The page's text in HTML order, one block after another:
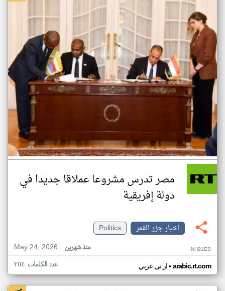
مصر تدرس مشروعا عملاقا جديدا في
دولة إفريقية
اخبار جزر القمر
Politics
May 24, 2026
منذ شهرين NH91ES
ار تي عربي• arabic.rt.com عدد الكلمات: ٢٥٤